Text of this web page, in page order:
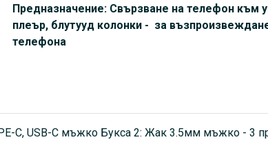
Предназначение: Свързване на телефон към
плеър, блутууд колонки - за
телефона
C, USB-C мъжко Букса 2: Жак 3.5мм мъжко - 3